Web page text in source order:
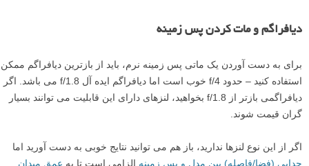
دیافراگم و مات کردن پس زمینه
برای به دست آوردن یک ماتی پس زمینه نرم، باید از بازترین دیافراگم ممکن
استفاده کنید – حدود f/4 خوب است اما دیافراگم ایده آل f/1.8 می باشد. اگر
دیافراگمی بازتر از f/1.8 بخواهید، لنزهای دارای این قابلیت می توانند بسیار
گران قیمت شوند.
اگر از این نوع لنزها ندارید، باز هم می توانید نتایج خوبی به دست آورید اما
جدایی (فضا/فاصله) بین مدل و پس زمینه الزامی است تا به عمق میدان